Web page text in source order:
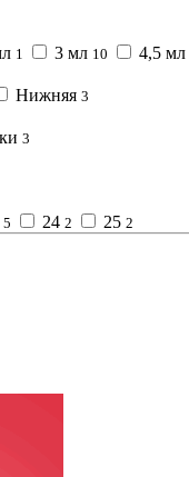
1 3 мл 10 4,5 мл
Нижняя 3
3
5 24 2 25 2